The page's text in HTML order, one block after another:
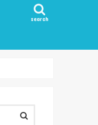
search